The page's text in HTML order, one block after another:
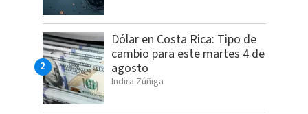
Dólar en Costa Rica: Tipo de
cambio para este martes 4 de
agosto
Indira Zúñiga